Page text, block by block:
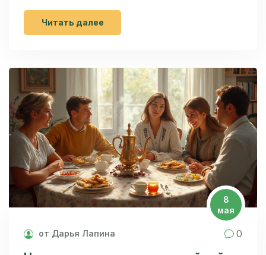
маркетинговых ловушек. Поделюсь простыми
рецептами, которые легко приготовить дома.
Расскажу, почему важно читать состав и что
много советов, основанных не только на
опыте родителей, но и на свежих
исследованиях.
Читать далее
8
мая
от Дарья Лапина 0